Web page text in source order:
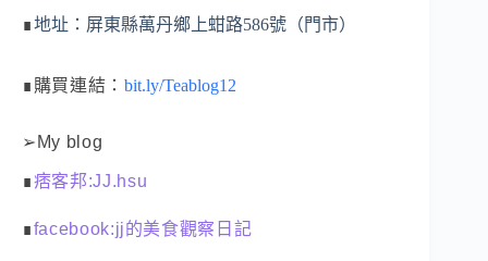
∎地址：屏東縣萬丹鄉上蚶路586號（門市）
∎購買連結： bit.ly/Teablog12
➢My blog
∎痞客邦:JJ.hsu
∎facebook:jj的美食觀察日記